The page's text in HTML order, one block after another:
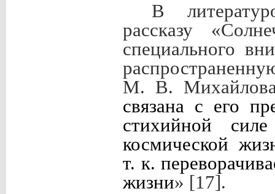
В
рассказу
специального
М. В.
связана с его
стихийной
космической
т. к.
жизни» [17].